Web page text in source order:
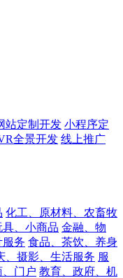
站定制开发 小程序定
全景开发 线上推广
化工、原材料、农畜牧
、小商品 金融、物
服务 食品、茶饮、养身
、摄影、生活服务 服
、门户 教育、政府、机